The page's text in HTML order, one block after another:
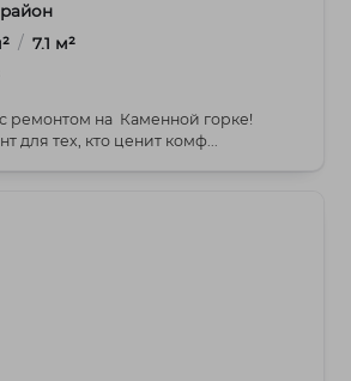
/ 7.1 м²
ремонтом на Каменной горке!
для тех, кто ценит комф...